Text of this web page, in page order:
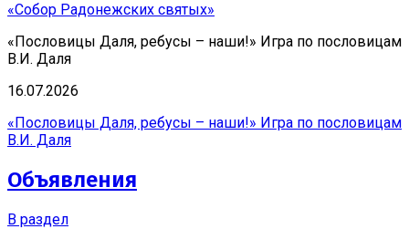
«Собор Радонежских святых»
«Пословицы Даля, ребусы – наши!» Игра по пословицам
В.И. Даля
16.07.2026
«Пословицы Даля, ребусы – наши!» Игра по пословицам
В.И. Даля
Объявления
В раздел